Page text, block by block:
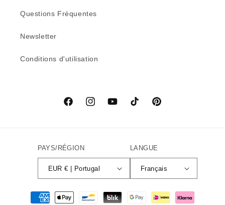
Questions Fréquentes
Newsletter
Conditions d'utilisation
FacebookInstagramYouTubeTikTok Pinterest
PAYS/RÉGION
EUR € | Portugal
LANGUE
Français
Moyens